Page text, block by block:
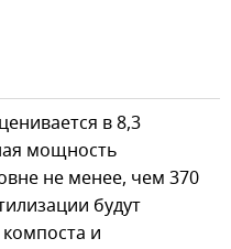
в 8,3
мощность
не менее, чем 370
будут
и